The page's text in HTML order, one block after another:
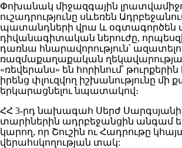
Փոխանակ միջազգային
ուշադրությունը սևեռեն
պատանդների վրա և օգտագործեն
դիվանագիտական ներուժը, որպեսզի
դառնա հնարավորություն՝
ռազմաքաղաքական
«ռեվերանս» են հորինում՝
իրենց փլուզվող իշխանությունը մի
երկարացնելու նպատակով։
ՀՀ 3-րդ նախագահ Սերժ
տարիներին ադրբեջանցին անգամ
կարող, որ Շուշին ու Հադրութը
վերահսկողության տակ: